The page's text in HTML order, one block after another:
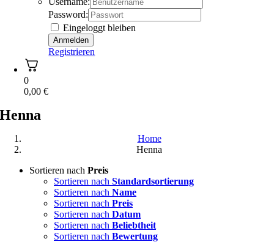
Password:
Eingeloggt bleiben
Registrieren
0
0,00€
Henna
Home
Henna
Sortieren nach Preis
Sortieren nach Standardsortierung
Sortieren nach Name
Sortieren nach Preis
Sortieren nach Datum
Sortieren nach Beliebtheit
Sortieren nach Bewertung